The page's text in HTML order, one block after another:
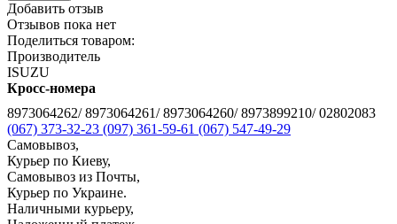
Добавить отзыв
Отзывов пока нет
Поделиться товаром:
Производитель
ISUZU
Кросс-номера
8973064262/ 8973064261/ 8973064260/ 8973899210/ 02802083
(067) 373-32-23 (097) 361-59-61 (067) 547-49-29
Самовывоз,
Курьер по Киеву,
Самовывоз из Почты,
Курьер по Украине.
Наличными курьеру,